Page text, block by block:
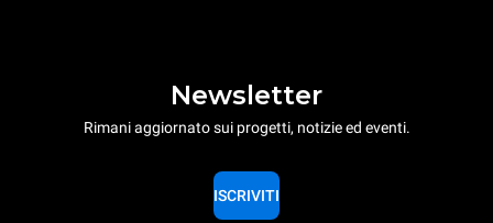
Newsletter
Rimani aggiornato sui progetti, notizie ed eventi.
ISCRIVITI